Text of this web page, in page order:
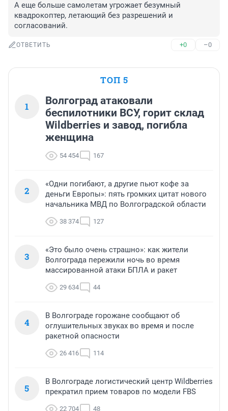
А еще больше самолетам угрожает безумный
квадрокоптер, летающий без разрешений и
согласований.
ОТВЕТИТЬ +0 –0
ТОП 5
1
Волгоград атаковали
беспилотники ВСУ, горит склад
Wildberries и завод, погибла
женщина
54 454 167
2
«Одни погибают, а другие пьют кофе за
деньги Европы»: пять громких цитат нового
начальника МВД по Волгоградской области
38 374 127
3
«Это было очень страшно»: как жители
Волгограда пережили ночь во время
массированной атаки БПЛА и ракет
29 634 44
4
В Волгограде горожане сообщают об
оглушительных звуках во время и после
ракетной опасности
26 416 114
5
В Волгограде логистический центр Wildberries
прекратил прием товаров по модели FBS
22 704 48